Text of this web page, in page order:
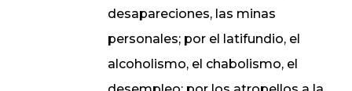
desapareciones, las minas
personales; por el latifundio, el
alcoholismo, el chabolismo, el